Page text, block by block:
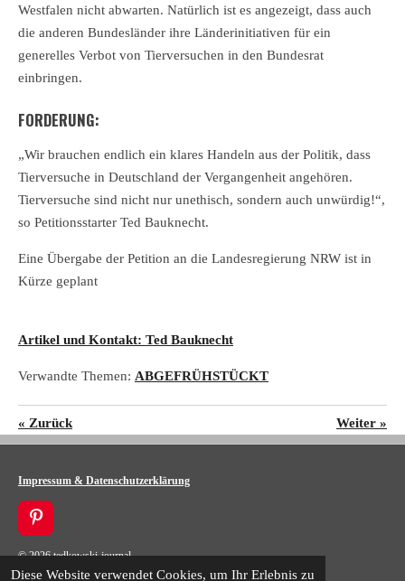
Diese Website verwendet Cookies, um Ihr Erlebnis zu
Westfalen nicht abwarten. Natürlich ist es angezeigt, dass auch
die anderen Bundesländer ihre Länderinitiativen für ein
generelles Verbot von Tierversuchen in den Bundesrat
einbringen.
FORDERUNG:
„Wir brauchen endlich ein klares Handeln aus der Politik, dass
Tierversuche in Deutschland der Vergangenheit angehören.
Tierversuche sind nicht nur unethisch, sondern auch unwürdig!“,
so Petitionsstarter Ted Bauknecht.
Eine Übergabe der Petition an die Landesregierung NRW ist in
Kürze geplant
Artikel und Kontakt: Ted Bauknecht
Verwandte Themen: ABGEFRÜHSTÜCKT
« Zurück Weiter »
Impressum & Datenschutzerklärung
P
n
t
© 2026 tedkowski-journal